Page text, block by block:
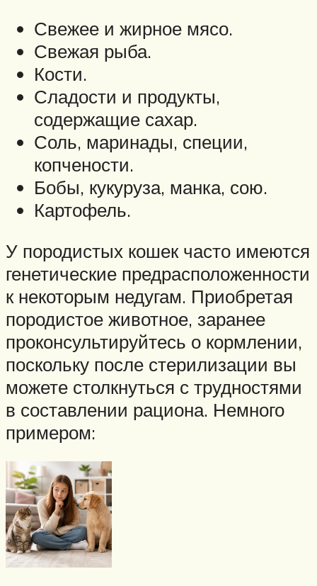
Свежее и жирное мясо.
Свежая рыба.
Кости.
Сладости и продукты,
содержащие сахар.
Соль, маринады, специи,
копчености.
Бобы, кукуруза, манка, сою.
Картофель.
У породистых кошек часто имеются
генетические предрасположенности
к некоторым недугам. Приобретая
породистое животное, заранее
проконсультируйтесь о кормлении,
поскольку после стерилизации вы
можете столкнуться с трудностями
в составлении рациона. Немного
примером: